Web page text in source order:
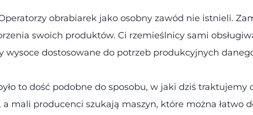
obrabiarek jako osobny zawód nie istnieli.
swoich produktów. Ci rzemieślnicy sami
wysoce dostosowane do potrzeb produkcyjnych
to dość podobne do sposobu, w jaki dziś traktujemy
mali producenci szukają maszyn, które można łatwo